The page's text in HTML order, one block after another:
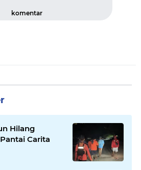
komentar
Hilang
Carita